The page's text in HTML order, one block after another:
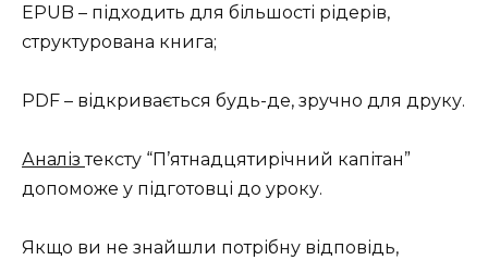
EPUB – підходить для більшості рідерів,
структурована книга;
PDF – відкривається будь-де, зручно для друку.
Аналізтексту “П’ятнадцятирічний капітан”
допоможе у підготовці до уроку.
Якщо ви не знайшли потрібну відповідь,